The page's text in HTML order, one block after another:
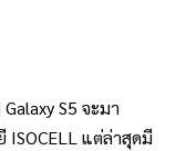
S5 จะมา
แต่ล่าสุดมี